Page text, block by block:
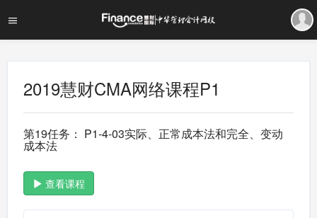
2019慧财CMA网络课程P1
第19任务： P1-4-03实际、正常成本法和完全、变动
成本法
查看课程